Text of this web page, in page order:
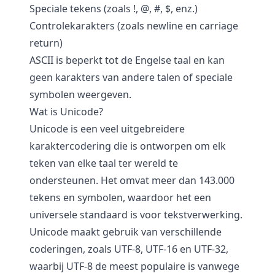
Speciale tekens (zoals !, @, #, $, enz.)
Controlekarakters (zoals newline en carriage
return)
ASCII is beperkt tot de Engelse taal en kan
geen karakters van andere talen of speciale
symbolen weergeven.
Wat is Unicode?
Unicode is een veel uitgebreidere
karaktercodering die is ontworpen om elk
teken van elke taal ter wereld te
ondersteunen. Het omvat meer dan 143.000
tekens en symbolen, waardoor het een
universele standaard is voor tekstverwerking.
Unicode maakt gebruik van verschillende
coderingen, zoals UTF-8, UTF-16 en UTF-32,
waarbij UTF-8 de meest populaire is vanwege